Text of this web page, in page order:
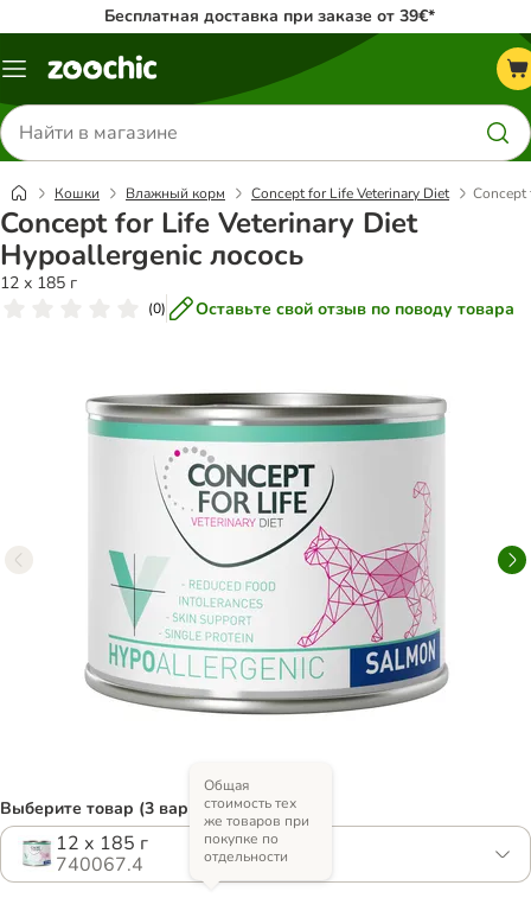
Бесплатная доставка при заказе от 39€*
Каталог
Поиск
товаров
Кошки Влажный корм Concept for Life Veterinary Diet Concept
Concept for Life Veterinary Diet
Hypoallergenic лосось
12 х 185 г
(0) Оставьте свой отзыв по поводу товара
Выберите товар (3 вариантов)
12 х 185 г
740067.4
Общая
стоимость тех
же товаров при
покупке по
отдельности